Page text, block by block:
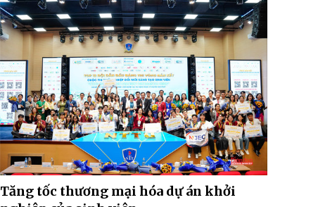
Tăng tốc thương mại hóa dự án khởi